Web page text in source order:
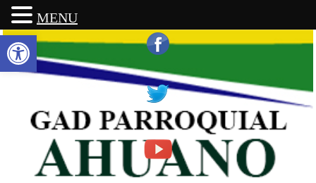
Abrir barra de herramientas
MENU